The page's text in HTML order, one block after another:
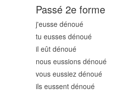
Passé 2e forme
j'eusse dénoué
tu eusses dénoué
il eût dénoué
nous eussions dénoué
vous eussiez dénoué
ils eussent dénoué